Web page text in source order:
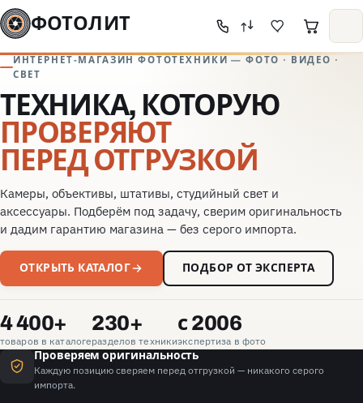
ФОТОЛИТ
ИНТЕРНЕТ-МАГАЗИН ФОТОТЕХНИКИ — ФОТО · ВИДЕО ·
СВЕТ
ТЕХНИКА, КОТОРУЮ
ПРОВЕРЯЮТ
ПЕРЕД ОТГРУЗКОЙ
Камеры, объективы, штативы, студийный свет и
аксессуары. Подберём под задачу, сверим оригинальность
и дадим гарантию магазина — без серого импорта.
ОТКРЫТЬ КАТАЛОГ ПОДБОР ОТ ЭКСПЕРТА
4 400+
товаров в каталоге
230+
разделов техники
с 2006
экспертиза в фото
Проверяем оригинальность
Каждую позицию сверяем перед отгрузкой — никакого серого
импорта.